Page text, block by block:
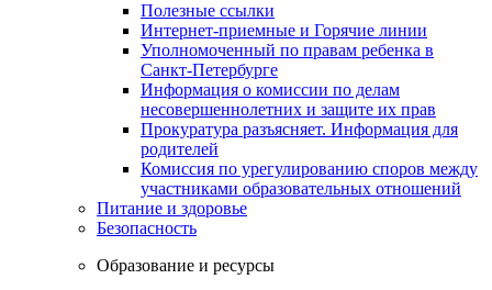
Полезные ссылки
Интернет-приемные и Горячие линии
Уполномоченный по правам ребенка в
Санкт-Петербурге
Информация о комиссии по делам
несовершеннолетних и защите их прав
Прокуратура разъясняет. Информация для
родителей
Комиссия по урегулированию споров между
участниками образовательных отношений
Питание и здоровье
Безопасность
Образование и ресурсы